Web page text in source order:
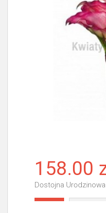
158.00
Dostojna Urodzinowa